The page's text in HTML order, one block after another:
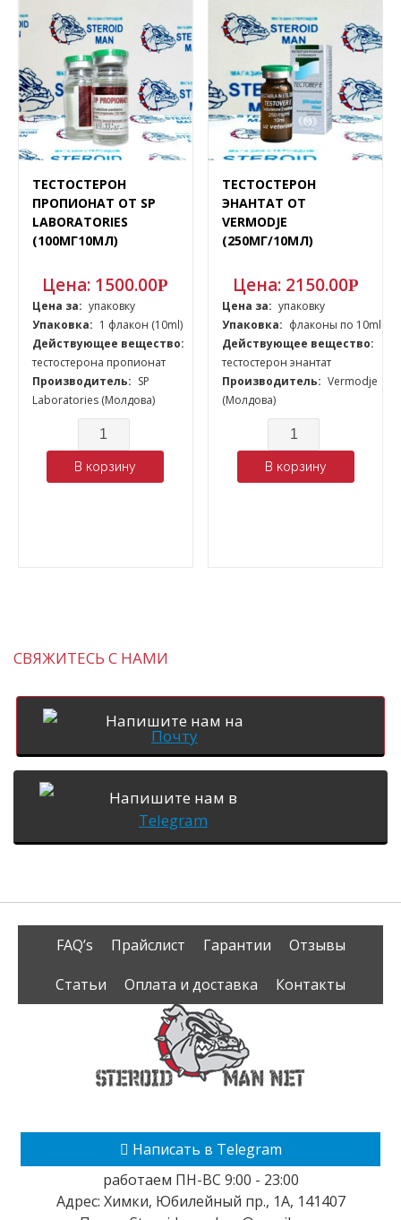
ТЕСТОСТЕРОН
ПРОПИОНАТ ОТ SP
LABORATORIES
(100МГ10МЛ)
Цена: 1500.00Р
Цена за: упаковку
Упаковка: 1 флакон (10ml)
Действующее вещество:
тестостерона пропионат
Производитель: SP
Laboratories (Молдова)
Количество
В корзину
ТЕСТОСТЕРОН
ЭНАНТАТ ОТ
VERMODJE
(250МГ/10МЛ)
Цена: 2150.00Р
Цена за: упаковку
Упаковка: флаконы по 10ml
Действующее вещество:
тестостерон энантат
Производитель: Vermodje
(Молдова)
Количество
В корзину
СВЯЖИТЕСЬ С НАМИ
Напишите нам на
Почту
Напишите нам в
Telegram
FAQ’s Прайслист Гарантии
Отзывы
Статьи
Оплата и доставка Контакты
Написать в Telegram
работаем ПН-ВС 9:00 - 23:00
Адрес: Химки, Юбилейный пр., 1А, 141407